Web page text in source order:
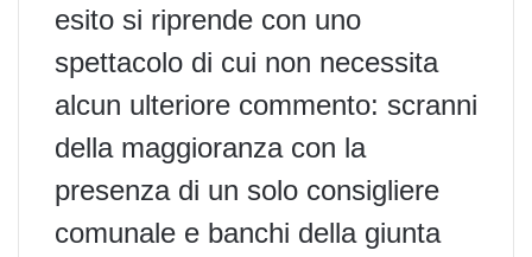
esito si riprende con uno
spettacolo di cui non necessita
alcun ulteriore commento: scranni
della maggioranza con la
presenza di un solo consigliere
comunale e banchi della giunta